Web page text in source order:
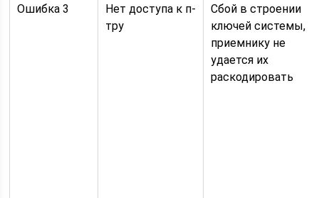
Ошибка 3
Нет доступа к п-
тру
Сбой в строении
ключей системы,
приемнику не
удается их
раскодировать